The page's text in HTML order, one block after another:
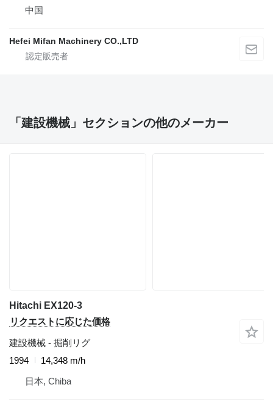
中国
Hefei Mifan Machinery CO.,LTD
「建設機械」セクションの他のメーカー
Hitachi EX120-3
リクエストに応じた価格
建設機械 - 掘削リグ
1994
14,348 m/h
日本, Chiba